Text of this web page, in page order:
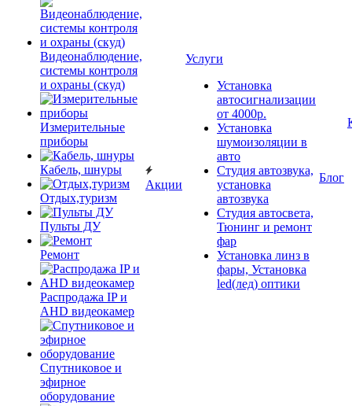
Видеонаблюдение,
системы контроля
и охраны (скуд)
Измерительные
приборы
Кабель, шнуры
Отдых,туризм
Пульты ДУ
Ремонт
Распродажа IP и
AHD видеокамер
Спутниковое и
эфирное
оборудование
Акции
Услуги
Установка
автосигнализации
от 4000р.
Установка
шумоизоляции в
авто
Студия автозвука,
установка
автозвука
Студия автосвета,
Тюнинг и ремонт
фар
Установка линз в
фары, Установка
led(лед) оптики
Блог